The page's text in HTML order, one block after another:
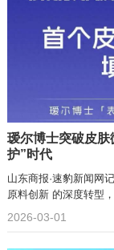
瑷尔博士突破皮
护”时代
山东商报·速豹新闻网
原料创新 的深度转型
2026-03-01